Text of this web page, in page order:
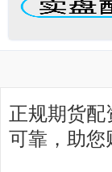
正规期货
可靠，助您